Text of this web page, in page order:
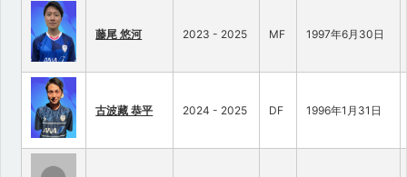
藤尾 悠河 2023 - 2025 MF 1997年6月30日
古波藏 恭平 2024 - 2025 DF 1996年1月31日